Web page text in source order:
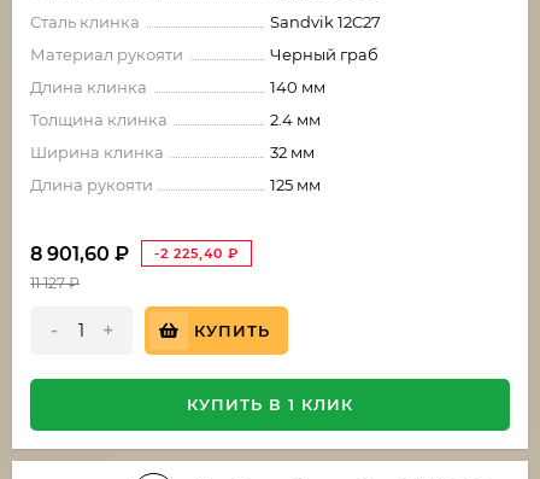
Сталь клинка
Sandvik 12C27
Материал рукояти
Черный граб
Длина клинка
140 мм
Толщина клинка
2.4 мм
Ширина клинка
32 мм
Длина рукояти
125 мм
8 901,60 ₽ -2 225,40 ₽
11 127₽
- + КУПИТЬ
КУПИТЬ В 1 КЛИК